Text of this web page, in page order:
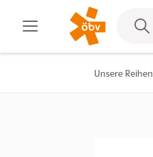
Kontakt
Unsere Reihen